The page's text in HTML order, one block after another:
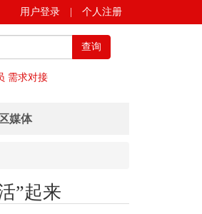
用户登录 个人注册
查询
需求对接
媒体
”起来